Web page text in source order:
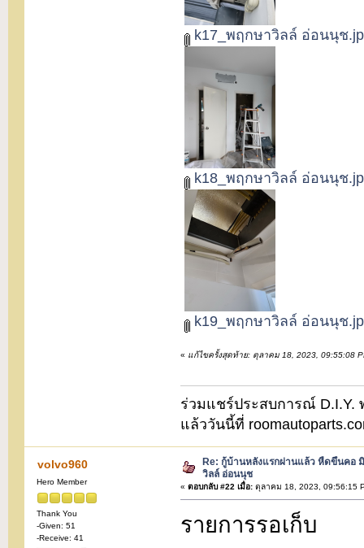
k17_พฤกษาวิลล์ อ่อนนุช
k18_พฤกษาวิลล์ อ่อนนุช
k19_พฤกษาวิลล์ อ่อนนุช
« แก้ไขครั้งสุดท้าย: ตุลาคม 18, 2023, 09:55:08
ร่วมแชร์ประสบการณ์ D.I.Y.
แล้ววันนี้ที่
volvo960
Hero Member
Thank You
-Given: 51
-Receive: 41
Re: กู้บ้านหลังแรกผ่านแล้ว หืดขึ้นคอ
วิลล์ อ่อนนุช
« ตอบกลับ #22 เมื่อ:ตุลาคม 18, 2023, 09:56:15
รายการรอเก็บ